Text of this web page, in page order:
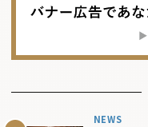
NEWS